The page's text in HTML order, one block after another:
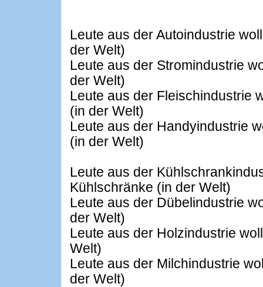
Leute aus der Autoindustrie
der Welt)
Leute aus der Stromindustrie
der Welt)
Leute aus der Fleischindustrie
(in der Welt)
Leute aus der Handyindustrie
(in der Welt)
Leute aus der
Kühlschränke (in der Welt)
Leute aus der Dübelindustrie
der Welt)
Leute aus der Holzindustrie
Welt)
Leute aus der Milchindustrie
der Welt)